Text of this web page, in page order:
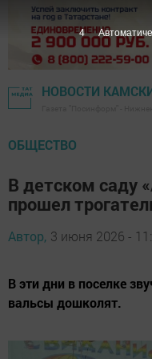
НОВОСТИ
ОБЩЕСТВО
В детском саду
прошел
Автор, 3 июня 2026 -
В эти дни в поселке
вальсы дошколят.
2